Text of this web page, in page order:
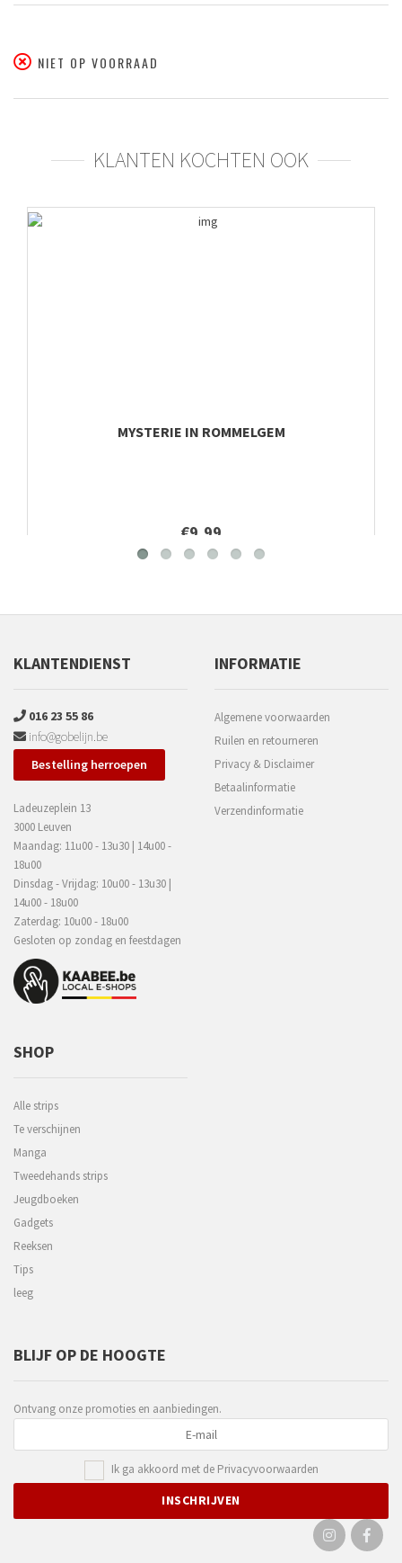
NIET OP VOORRAAD
KLANTEN KOCHTEN OOK
MYSTERIE IN ROMMELGEM
€9,99
KLANTENDIENST
016 23 55 86
info@gobelijn.be
Bestelling herroepen
Ladeuzeplein 13
3000 Leuven
Maandag: 11u00 - 13u30 | 14u00 -
18u00
Dinsdag - Vrijdag: 10u00 - 13u30 |
14u00 - 18u00
Zaterdag: 10u00 - 18u00
Gesloten op zondag en feestdagen
INFORMATIE
Algemene voorwaarden
Ruilen en retourneren
Privacy & Disclaimer
Betaalinformatie
Verzendinformatie
SHOP
Alle strips
Te verschijnen
Manga
Tweedehands strips
Jeugdboeken
Gadgets
Reeksen
Tips
leeg
BLIJF OP DE HOOGTE
Ontvang onze promoties en aanbiedingen.
Ik ga akkoord met de Privacyvoorwaarden